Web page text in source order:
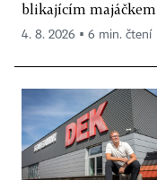
blikajícím majáčkem
4. 8. 2026 ▪ 6 min. čtení